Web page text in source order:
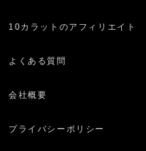
10カラットのアフィリエイト
よくある質問
会社概要
プライバシーポリシー